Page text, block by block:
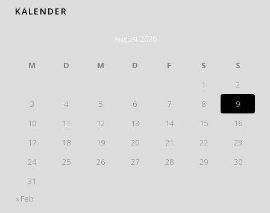
KALENDER
August 2026
M D M D F S
S
1
2
3
4 5 6 7 8
9
10
11 12 13 14 15
16
17
18 19 20 21 22
23
24
25 26 27 28 29
30
31
« Feb